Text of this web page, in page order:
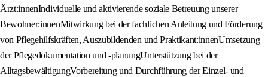
Ärzt:innenIndividuelle und aktivierende soziale Betreuung unserer
Bewohner:innenMitwirkung bei der fachlichen Anleitung und Förderung
von Pflegehilfskräften, Auszubildenden und Praktikant:innenUmsetzung
der Pflegedokumentation und -planungUnterstützung bei der
AlltagsbewältigungVorbereitung und Durchführung der Einzel- und